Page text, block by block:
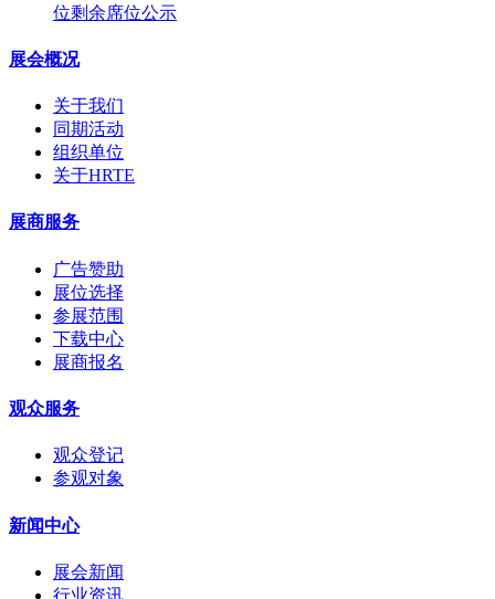
位剩余席位公示
展会概况
关于我们
同期活动
组织单位
关于HRTE
展商服务
广告赞助
展位选择
参展范围
下载中心
展商报名
观众服务
观众登记
参观对象
新闻中心
展会新闻
行业资讯